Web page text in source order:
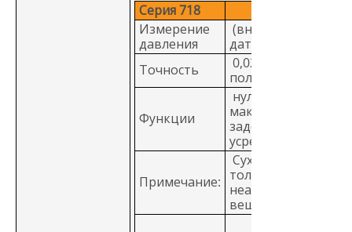
Серия 718
Измерение
давления
(внутренний
датчик)
Точность
0,025% от
полной шкалы
Функции
нуль, минимум,
максимум,
задержка,
усреднение
Примечание:
Сухой воздух,
только
неагрессивные
вещества